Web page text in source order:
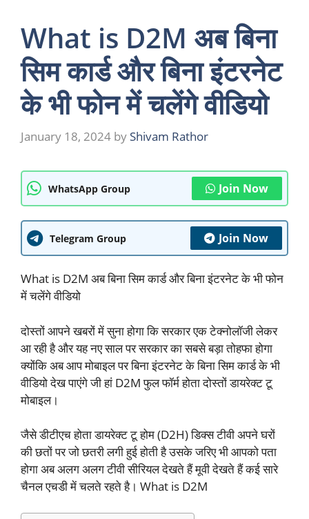
What is D2M अब बिना
सिम कार्ड और बिना इंटरनेट
के भी फोन में चलेंगे वीडियो
January 18, 2024 by Shivam Rathor
WhatsApp Group Join Now
Telegram Group Join Now
What is D2M अब बिना सिम कार्ड और बिना इंटरनेट के भी फोन
में चलेंगे वीडियो
दोस्तों आपने खबरों में सुना होगा कि सरकार एक टेक्नोलॉजी लेकर
आ रही है और यह नए साल पर सरकार का सबसे बड़ा तोहफा होगा
क्योंकि अब आप मोबाइल पर बिना इंटरनेट के बिना सिम कार्ड के भी
वीडियो देख पाएंगे जी हां D2M फुल फॉर्म होता दोस्तों डायरेक्ट टू
मोबाइल।
जैसे डीटीएच होता डायरेक्ट टू होम (D2H) डिक्स टीवी अपने घरों
की छतों पर जो छतरी लगी हुई होती है उसके जरिए भी आपको पता
होगा अब अलग अलग टीवी सीरियल देखते हैं मूवी देखते हैं कई सारे
चैनल एचडी में चलते रहते है। What is D2M